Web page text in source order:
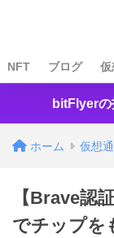
NFT ブログ 仮
bitFlyerの
ホーム 仮想
【Brave認
でチップを